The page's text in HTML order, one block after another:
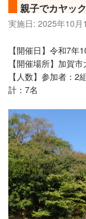
親子でカヤッ
実施日: 2025年10月
【開催日】令和7
【開催場所】加賀
【人数】参加者
計：7名